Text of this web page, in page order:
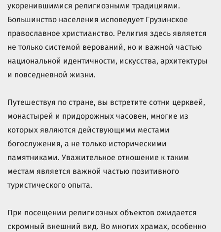
укоренившимися религиозными традициями.
Большинство населения исповедует Грузинское
православное христианство. Религия здесь является
не только системой верований, но и важной частью
национальной идентичности, искусства, архитектуры
и повседневной жизни.
Путешествуя по стране, вы встретите сотни церквей,
монастырей и придорожных часовен, многие из
которых являются действующими местами
богослужения, а не только историческими
памятниками. Уважительное отношение к таким
местам является важной частью позитивного
туристического опыта.
При посещении религиозных объектов ожидается
скромный внешний вид. Во многих храмах, особенно